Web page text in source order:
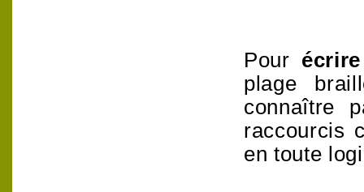
Pour
plage
connaître
raccourcis
en toute